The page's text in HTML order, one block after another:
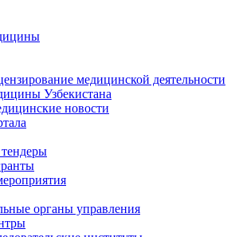
медицинской деятельности
Узбекистана
новости
органы управления